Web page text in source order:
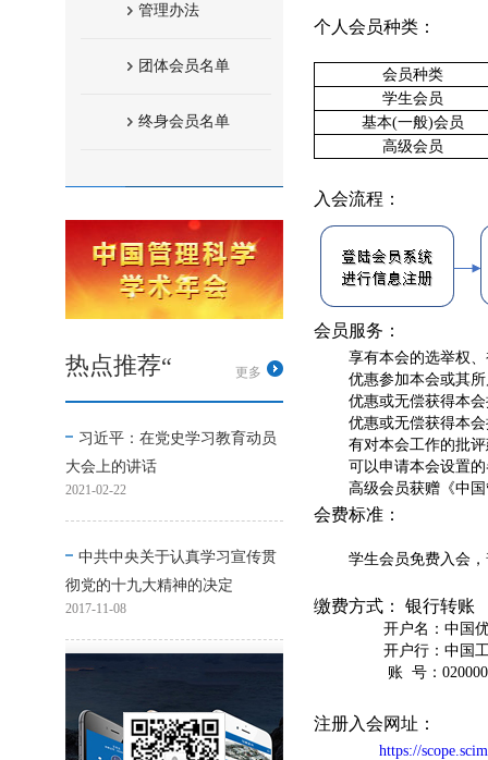
管理办法
团体会员名单
终身会员名单
热点推荐“ 更多
习近平：在党史学习教育动员
大会上的讲话
2021-02-22
中共中央关于认真学习宣传贯
彻党的十九大精神的决定
2017-11-08
个人会员种类：
会员种类
学生会员
基本(一般)会员
高级会员
入会流程：
会员服务：
享有本会的选举权
优惠参加本会或其所
优惠或无偿获得本会
优惠或无偿获得本会
有对本会工作的批评
可以申请本会设置的
高级会员获赠《中国
会费标准：
学生会员免费入会，
缴费方式： 银行转账
开户名：中国
开户行：中国工商
账 号：
注册入会网址：
https://